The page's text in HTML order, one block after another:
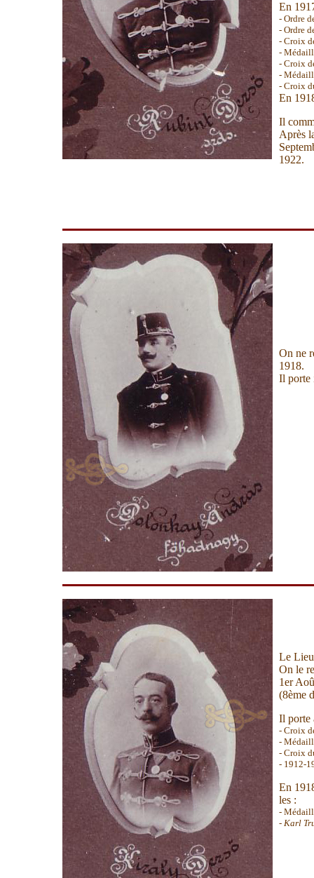
En
- Ordre
- Ordre
- Croix
-
- Croix
-
- Croix
En
Il
Après
1922.
On ne
1918.
Il porte
Le
On le
1er
(8ème
Il porte
- Croix
-
- Croix
- 1912-
En
les :
-
- Karl